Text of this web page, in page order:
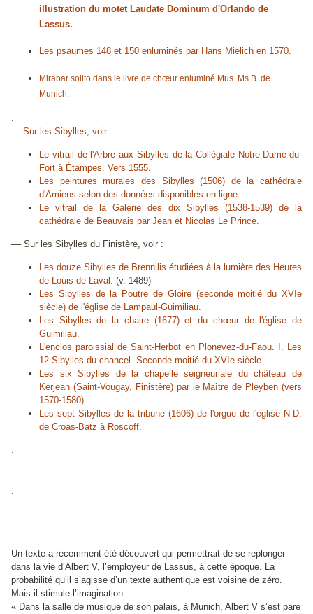
illustration du motet Laudate Dominum d'Orlando de
Lassus.
Les psaumes 148 et 150 enluminés par Hans Mielich en 1570.
Mirabar solito dans le livre de chœur enluminé Mus. Ms B. de
Munich.
— Sur les Sibylles, voir :
Le vitrail de l'Arbre aux Sibylles de la Collégiale Notre-Dame-du-
Fort à Étampes. Vers 1555.
Les peintures murales des Sibylles (1506) de la cathédrale
d'Amiens selon des données disponibles en ligne.
Le vitrail de la Galerie des dix Sibylles (1538-1539) de la
cathédrale de Beauvais par Jean et Nicolas Le Prince.
— Sur les Sibylles du Finistère, voir :
Les douze Sibylles de Brennilis étudiées à la lumière des Heures
de Louis de Laval. (v. 1489)
Les Sibylles de la Poutre de Gloire (seconde moitié du XVIe
siècle) de l'église de Lampaul-Guimiliau.
Les Sibylles de la chaire (1677) et du chœur de l'église de
Guimiliau.
L'enclos paroissial de Saint-Herbot en Plonevez-du-Faou. I. Les
12 Sibylles du chancel. Seconde moitié du XVIe siècle
Les six Sibylles de la chapelle seigneuriale du château de
Kerjean (Saint-Vougay, Finistère) par le Maître de Pleyben (vers
1570-1580).
Les sept Sibylles de la tribune (1606) de l'orgue de l'église N-D.
de Croas-Batz à Roscoff.
.
.
Un texte a récemment été découvert qui permettrait de se replonger
dans la vie d’Albert V, l’employeur de Lassus, à cette époque. La
probabilité qu’il s’agisse d’un texte authentique est voisine de zéro.
Mais il stimule l’imagination...
« Dans la salle de musique de son palais, à Munich, Albert V s’est paré